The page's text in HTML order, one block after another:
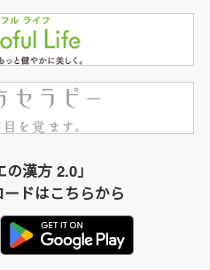
の漢方 2.0」
ドはこちらから